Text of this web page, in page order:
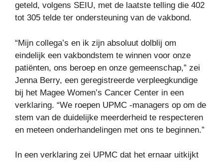
geteld, volgens SEIU, met de laatste telling die 402
tot 305 telde ter ondersteuning van de vakbond.
“Mijn collega’s en ik zijn absoluut dolblij om
eindelijk een vakbondstem te winnen voor onze
patiënten, ons beroep en onze gemeenschap,” zei
Jenna Berry, een geregistreerde verpleegkundige
bij het Magee Women’s Cancer Center in een
verklaring. “We roepen UPMC -managers op om de
stem van de duidelijke meerderheid te respecteren
en meteen onderhandelingen met ons te beginnen.”
In een verklaring zei UPMC dat het ernaar uitkijkt